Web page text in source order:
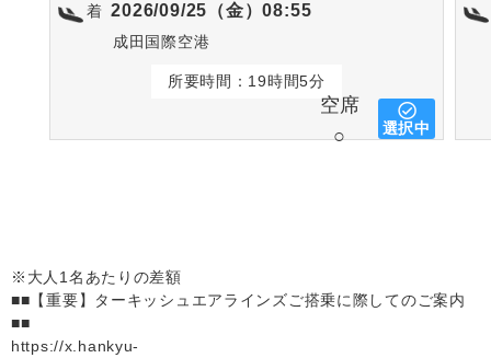
着 2026/09/25（金）08:55
成田国際空港
所要時間：19時間5分
空席
○
選択中
※大人1名あたりの差額
■■【重要】ターキッシュエアラインズご搭乗に際してのご案内
■■
https://x.hankyu-